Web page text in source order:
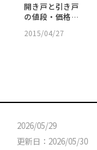
開き戸と引き戸
の値段・価格差
性・間取り・選
2015/04/27
2026/05/29
更新日：2026/05/30